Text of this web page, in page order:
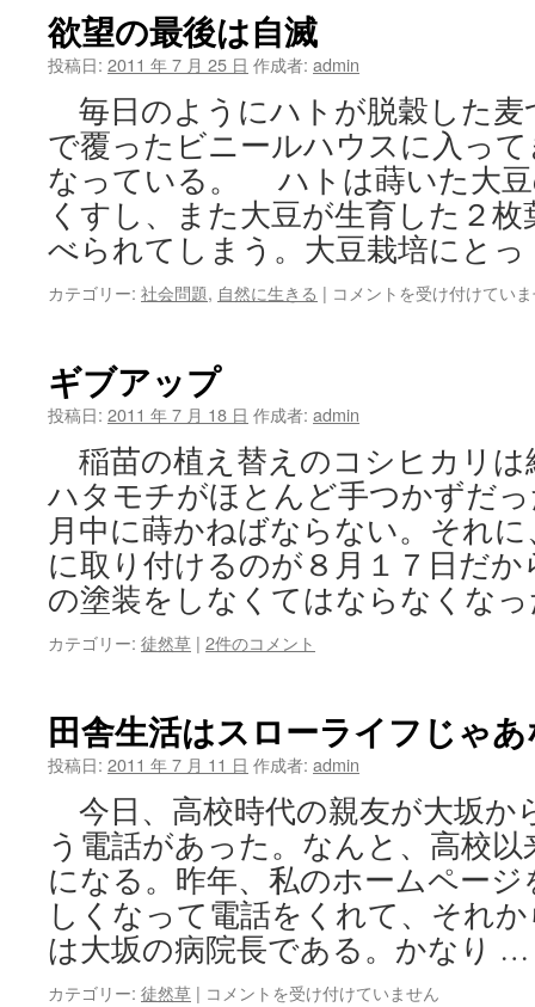
行
を
は
欲望の最後は自滅
投稿日: 2011 年 7 月 25 日 作成者: admin
毎日のようにハトが脱穀した
で覆ったビニールハウスに入っ
なっている。 ハトは蒔いた大
くすし、また大豆が生育した２
べられてしまう。大豆栽培にと
カテゴリー: 社会問題, 自然に生きる | 欲
は
滅
は
コメントを受け付けてい
ギブアップ
投稿日: 2011 年 7 月 18 日 作成者: admin
稲苗の植え替えのコシヒカリ
ハタモチがほとんど手つかずだ
月中に蒔かねばならない。それ
に取り付けるのが８月１７日だ
の塗装をしなくてはならなくな
カテゴリー: 徒然草 | 2件のコメント
田舎生活はスローライフじゃ
投稿日: 2011 年 7 月 11 日 作成者: admin
今日、高校時代の親友が大坂か
う電話があった。なんと、高校
になる。昨年、私のホームペー
しくなって電話をくれて、それ
は大坂の病院長である。かなり
カテゴリー: 徒然草 | 田
コメントを受け付けていません